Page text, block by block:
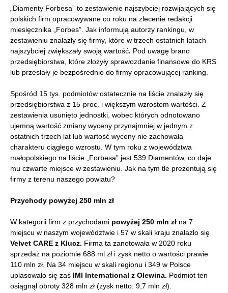
„Diamenty Forbesa” to zestawienie najszybciej rozwijających się
polskich firm opracowywane co roku na zlecenie redakcji
miesięcznika „Forbes”. Jak informują autorzy rankingu, w
zestawieniu znalazły się firmy, które w trzech ostatnich latach
najszybciej zwiększały swoją wartość. Pod uwagę brano
przedsiębiorstwa, które złożyły sprawozdanie finansowe do KRS
lub przesłały je bezpośrednio do firmy opracowującej ranking.
Spośród 15 tys. podmiotów ostatecznie na liście znalazły się
przedsiębiorstwa z 15-proc. i większym wzrostem wartości. Z
zestawienia usunięto jednostki, wobec których odnotowano
ujemną wartość zmiany wyceny przynajmniej w jednym z
ostatnich trzech lat lub wartość wyceny nie zachowała
charakteru ciągłego wzrostu. W tym roku z województwa
małopolskiego na liście „Forbesa” jest 539 Diamentów, co daje
mu czwarte miejsce w zestawieniu. Jak na tym tle prezentują się
firmy z terenu naszego powiatu?
Przychody powyżej 250 mln zł
W kategorii firm z przychodami powyżej 250 mln zł na 7
miejscu w naszym województwie i 57 w skali kraju znalazło się
Velvet CARE z Klucz. Firma ta zanotowała w 2020 roku
sprzedaż na poziomie 688 ml zł i zysk netto o wartości prawie
110 mln zł. Na 34 miejscu w skali regionu i 349 w Polsce
uplasowało się zaś IMI International z Olewina. Podmiot ten
osiągnął obroty 328 mln zł (zysk netto: 9,7 mln zł).